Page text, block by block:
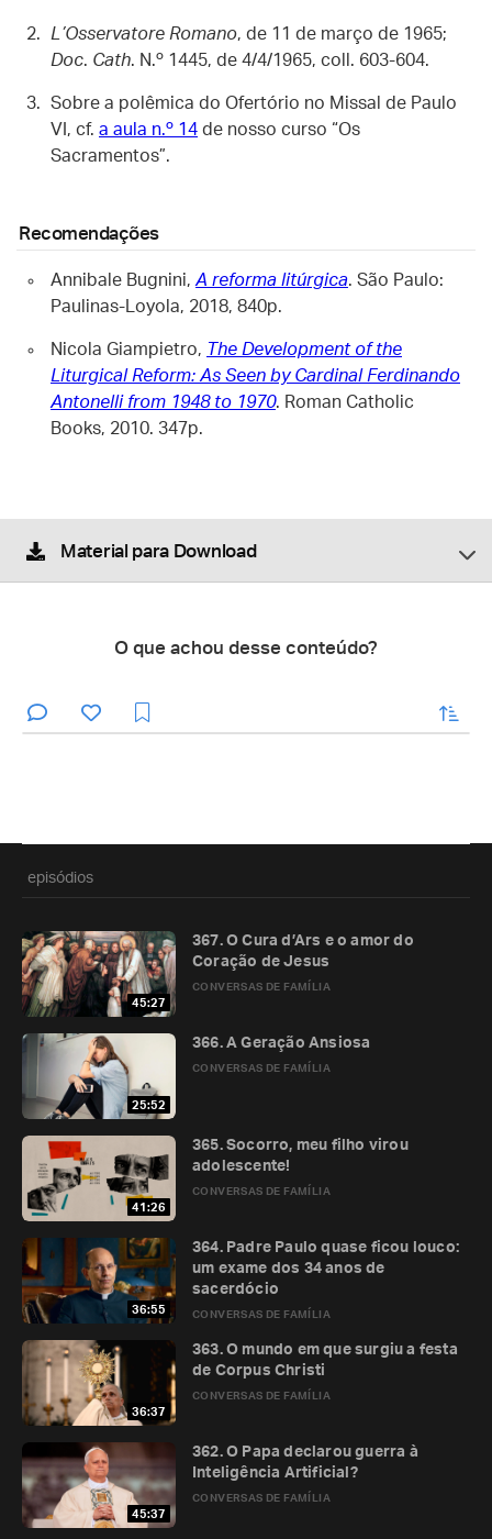
L’Osservatore Romano, de 11 de março de 1965;
Doc. Cath. N.º 1445, de 4/4/1965, coll. 603-604.
Sobre a polêmica do Ofertório no Missal de Paulo
VI, cf. a aula n.º 14 de nosso curso “Os
Sacramentos”.
Recomendações
Annibale Bugnini, A reforma litúrgica. São Paulo:
Paulinas-Loyola, 2018, 840p.
Nicola Giampietro, The Development of the
Liturgical Reform: As Seen by Cardinal Ferdinando
Antonelli from 1948 to 1970. Roman Catholic
Books, 2010. 347p.
Material para Download
O que achou desse conteúdo?
enviar
episódios
45:27
CONVERSAS DE FAMÍLIA
367. O Cura d’Ars e o amor do
Coração de Jesus
25:52
CONVERSAS DE FAMÍLIA
366. A Geração Ansiosa
41:26
CONVERSAS DE FAMÍLIA
365. Socorro, meu filho virou
adolescente!
36:55 CONVERSAS DE FAMÍLIA
364. Padre Paulo quase ficou louco:
um exame dos 34 anos de
sacerdócio
36:37
CONVERSAS DE FAMÍLIA
363. O mundo em que surgiu a festa
de Corpus Christi
45:37
CONVERSAS DE FAMÍLIA
362. O Papa declarou guerra à
Inteligência Artificial?